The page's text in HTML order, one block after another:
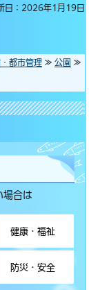
日：2026年1月19日
都市管理 ≫ 公園 ≫
場合は
健康・福祉
防災・安全